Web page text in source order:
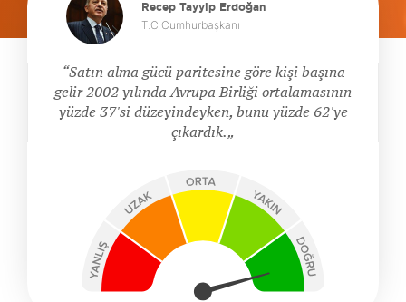
Recep Tayyip Erdoğan
T.C Cumhurbaşkanı
Satın alma gücü paritesine göre kişi başına
gelir 2002 yılında Avrupa Birliği ortalamasının
yüzde 37'si düzeyindeyken, bunu yüzde 62'ye
çıkardık.